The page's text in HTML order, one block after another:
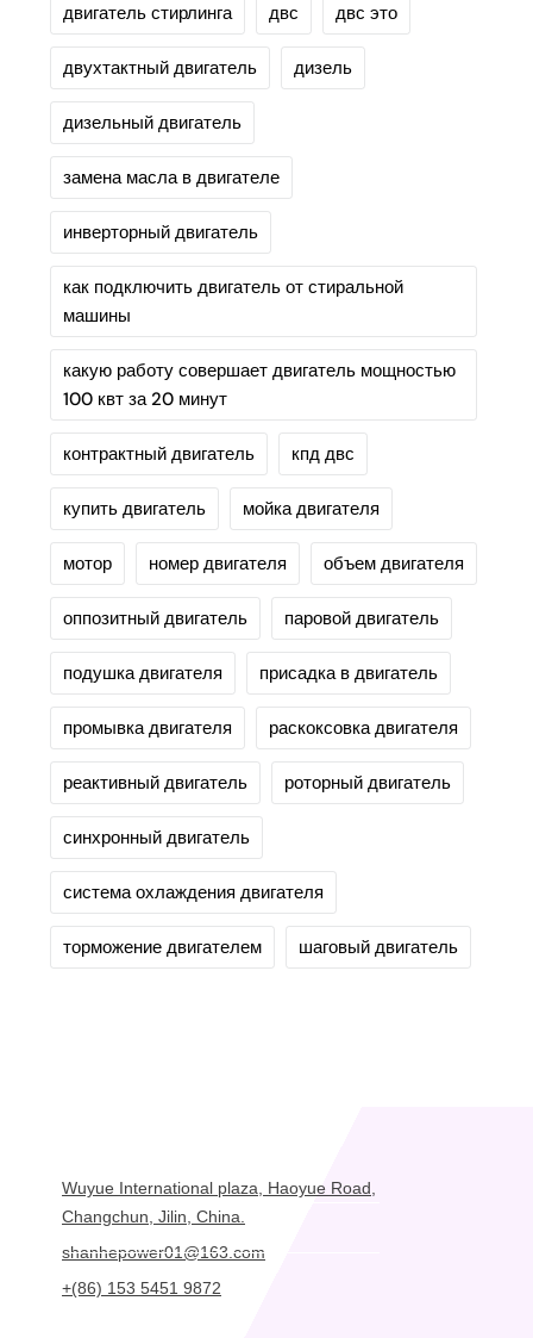
двигатель стирлинга двс двс это
двухтактный двигатель дизель
дизельный двигатель
замена масла в двигателе
инверторный двигатель
как подключить двигатель от стиральной
машины
какую работу совершает двигатель мощностью
100 квт за 20 минут
контрактный двигатель кпд двс
купить двигатель мойка двигателя
мотор номер двигателя объем двигателя
оппозитный двигатель паровой двигатель
подушка двигателя присадка в двигатель
промывка двигателя раскоксовка двигателя
реактивный двигатель роторный двигатель
синхронный двигатель
система охлаждения двигателя
торможение двигателем шаговый двигатель
Wuyue International plaza, Haoyue Road,
Changchun, Jilin, China.
shanhepower01@163.com
+(86) 153 5451 9872